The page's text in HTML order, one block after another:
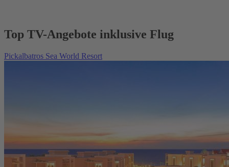
Top TV-Angebote inklusive Flug
Pickalbatros Sea World Resort